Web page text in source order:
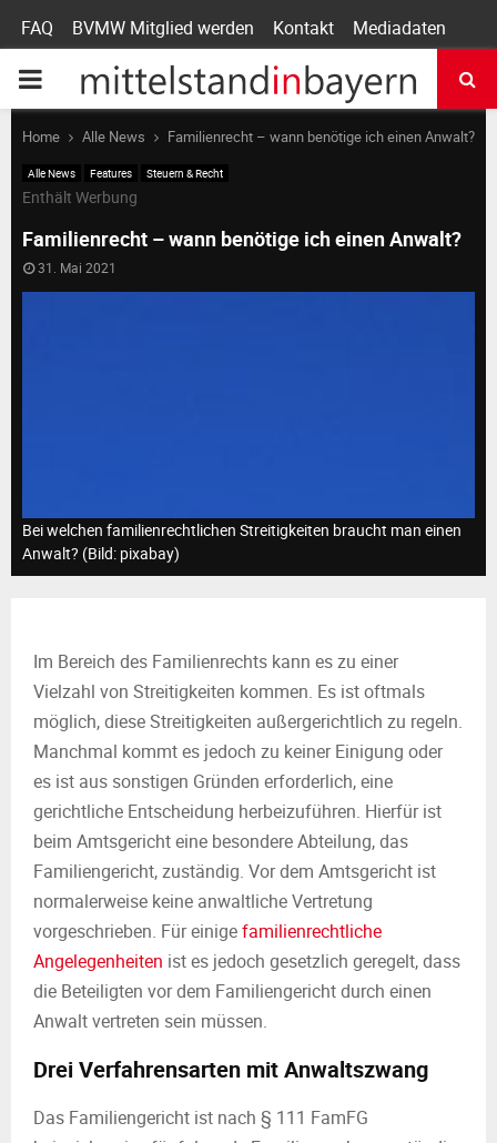
FAQ BVMW Mitglied werden Kontakt Mediadaten
P
R
I
M
E
U
Home Alle News Familienrecht – wann benötige ich einen Anwalt?
Alle News Features Steuern & Recht
Enthält Werbung
Familienrecht – wann benötige ich einen Anwalt?
31. Mai 2021
Bei welchen familienrechtlichen Streitigkeiten braucht man einen
Anwalt? (Bild: pixabay)
Im Bereich des Familienrechts kann es zu einer
Vielzahl von Streitigkeiten kommen. Es ist oftmals
möglich, diese Streitigkeiten außergerichtlich zu regeln.
Manchmal kommt es jedoch zu keiner Einigung oder
es ist aus sonstigen Gründen erforderlich, eine
gerichtliche Entscheidung herbeizuführen. Hierfür ist
beim Amtsgericht eine besondere Abteilung, das
Familiengericht, zuständig. Vor dem Amtsgericht ist
normalerweise keine anwaltliche Vertretung
vorgeschrieben. Für einigefamilienrechtliche
Angelegenheiten ist es jedoch gesetzlich geregelt, dass
die Beteiligten vor dem Familiengericht durch einen
Anwalt vertreten sein müssen.
Drei Verfahrensarten mit Anwaltszwang
Das Familiengericht ist nach § 111 FamFG